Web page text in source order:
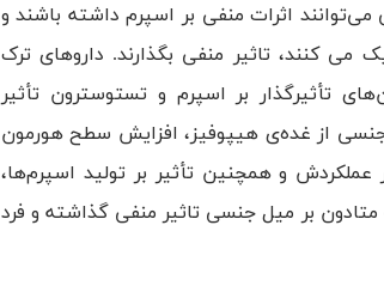
اثرات منفی بر اسپرم داشته باشند و
کنند، تاثیر منفی بگذارند. داروهای ترک
تأثیرگذار بر اسپرم و تستوسترون تأثیر
جنسی از غده‌ی هیپوفیز، افزایش سطح هورمون
عملکردش و همچنین تأثیر بر تولید اسپرم‌ها،
بر میل جنسی تاثیر منفی گذاشته و فرد